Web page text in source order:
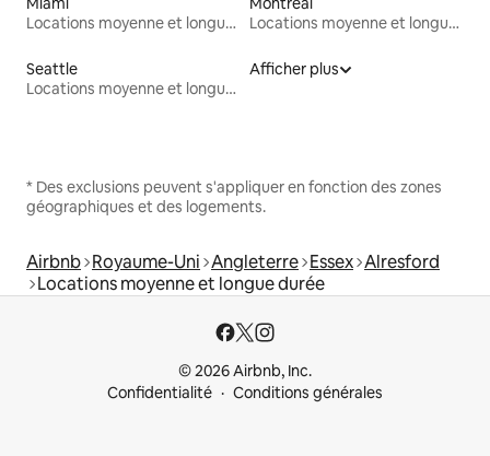
Locations moyenne et longue durée
Locations moyenne et longue durée
Seattle
Locations moyenne et longue durée
Afficher plus
* Des exclusions peuvent s'appliquer en fonction des zones
géographiques et des logements.
Airbnb Royaume-Uni Angleterre Essex Alresford
Locations moyenne et longue durée
© 2026 Airbnb, Inc.
Confidentialité
Conditions générales